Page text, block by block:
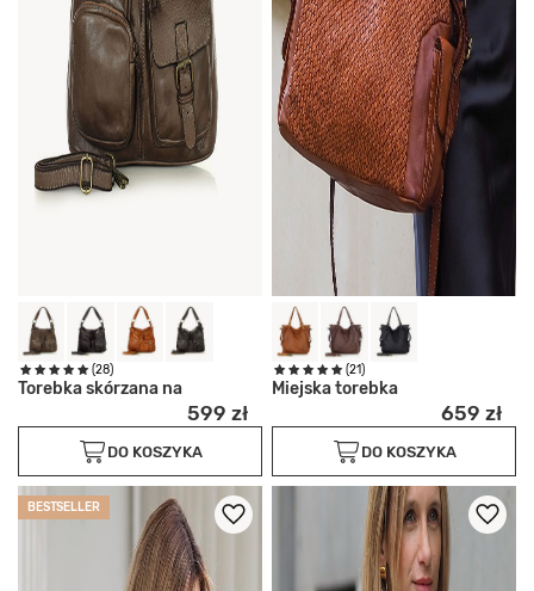
(28)
Torebka skórzana na
599 zł
DO KOSZYKA
(21)
Miejska torebka
659 zł
DO KOSZYKA
BESTSELLER